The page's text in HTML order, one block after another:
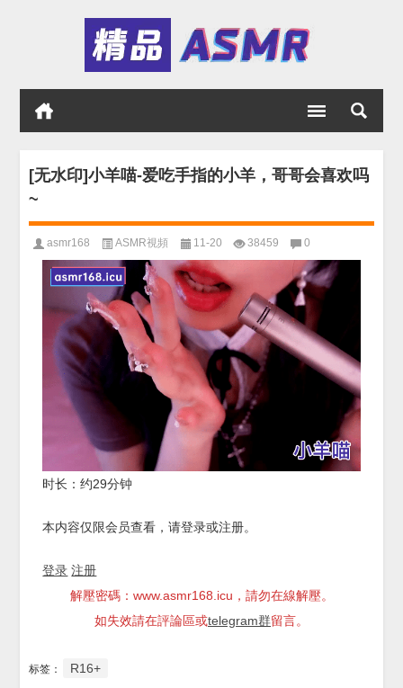
[无水印]小羊喵-爱吃手指的小羊，哥哥会喜欢吗
~
asmr168 ASMR視頻 11-20 38459 0
时长：约29分钟
本内容仅限会员查看，请登录或注册。
登录 注册
解壓密碼：www.asmr168.icu，請勿在線解壓。
如失效請在評論區或telegram群留言。
标签： R16+